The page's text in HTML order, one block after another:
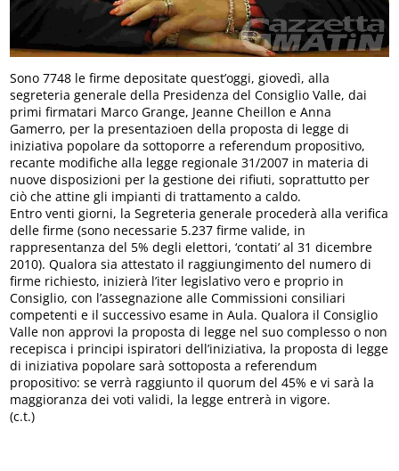
Sono 7748 le firme depositate quest’oggi, giovedì, alla
segreteria generale della Presidenza del Consiglio Valle, dai
primi firmatari Marco Grange, Jeanne Cheillon e Anna
Gamerro, per la presentazioen della proposta di legge di
iniziativa popolare da sottoporre a referendum propositivo,
recante modifiche alla legge regionale 31/2007 in materia di
nuove disposizioni per la gestione dei rifiuti, soprattutto per
ciò che attine gli impianti di trattamento a caldo.
Entro venti giorni, la Segreteria generale procederà alla verifica
delle firme (sono necessarie 5.237 firme valide, in
rappresentanza del 5% degli elettori, ‘contati’ al 31 dicembre
2010). Qualora sia attestato il raggiungimento del numero di
firme richiesto, inizierà l’iter legislativo vero e proprio in
Consiglio, con l’assegnazione alle Commissioni consiliari
competenti e il successivo esame in Aula. Qualora il Consiglio
Valle non approvi la proposta di legge nel suo complesso o non
recepisca i principi ispiratori dell’iniziativa, la proposta di legge
di iniziativa popolare sarà sottoposta a referendum
propositivo: se verrà raggiunto il quorum del 45% e vi sarà la
maggioranza dei voti validi, la legge entrerà in vigore.
(c.t.)